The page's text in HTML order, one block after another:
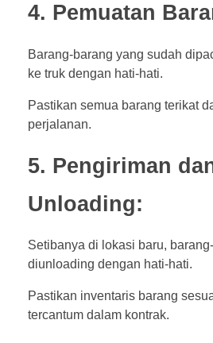
4. Pemuatan
Barang-barang yang sudah
ke truk dengan hati-hati.
Pastikan semua barang terikat
perjalanan.
5. Pengiriman
Unloading:
Setibanya di lokasi baru,
diunloading dengan hati-hati.
Pastikan inventaris barang
tercantum dalam kontrak.